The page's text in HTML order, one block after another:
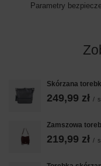
Parametry
Skórzana
249,99 zł /
Zamszowa
219,99 zł /